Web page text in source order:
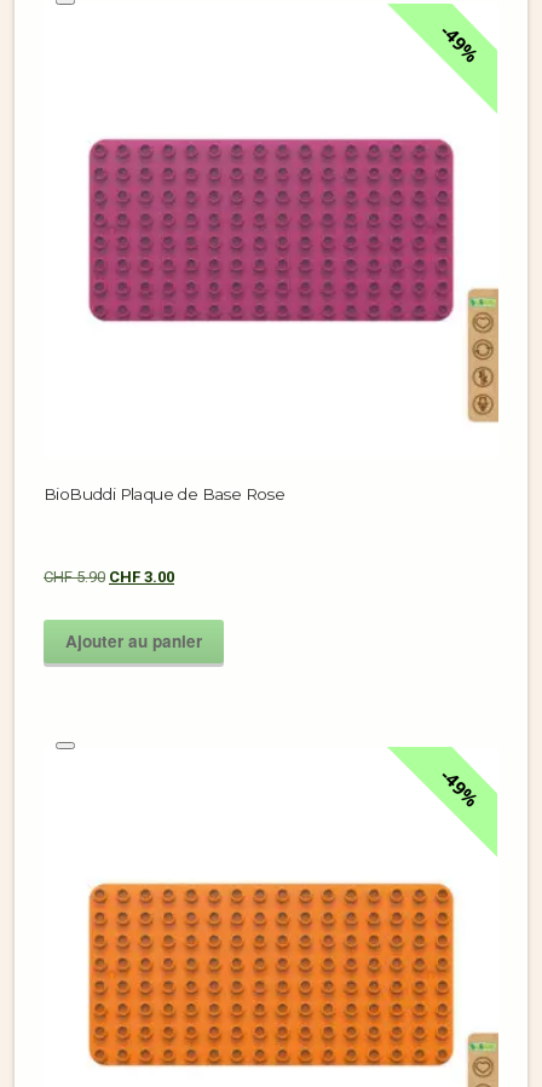
49%
BioBuddi Plaque de Base Rose
CHF5.90 CHF 3.00
Ajouter au panier
49%